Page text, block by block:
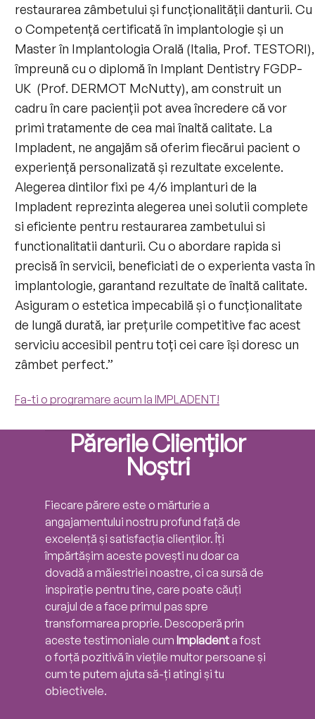
restaurarea zâmbetului și funcționalității danturii. Cu
o Competență certificată în implantologie și un
Master în Implantologia Orală (Italia, Prof. TESTORI),
împreună cu o diplomă în Implant Dentistry FGDP-
UK (Prof. DERMOT McNutty), am construit un
cadru în care pacienții pot avea încredere că vor
primi tratamente de cea mai înaltă calitate. La
Impladent, ne angajăm să oferim fiecărui pacient o
experiență personalizată și rezultate excelente.
Alegerea dintilor fixi pe 4/6 implanturi de la
Impladent reprezinta alegerea unei solutii complete
si eficiente pentru restaurarea zambetului si
functionalitatii danturii. Cu o abordare rapida si
precisă în servicii, beneficiati de o experienta vasta în
implantologie, garantand rezultate de înaltă calitate.
Asiguram o estetica impecabilă și o funcționalitate
de lungă durată, iar prețurile competitive fac acest
serviciu accesibil pentru toți cei care își doresc un
zâmbet perfect.”
Fa-ti o programare acum la IMPLADENT!
Părerile Clienților
Noștri
Fiecare părere este o mărturie a
angajamentului nostru profund față de
excelență și satisfacția clienților. Îți
împărtășim aceste povești nu doar ca
dovadă a măiestriei noastre, ci ca sursă de
inspirație pentru tine, care poate căuți
curajul de a face primul pas spre
transformarea proprie. Descoperă prin
aceste testimoniale cum Impladent a fost
o forță pozitivă în viețile multor persoane și
cum te putem ajuta să-ți atingi și tu
obiectivele.